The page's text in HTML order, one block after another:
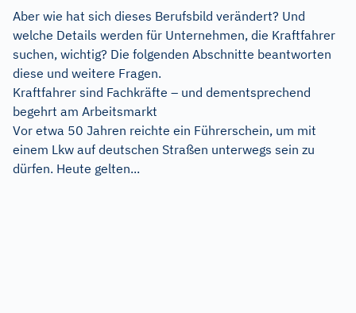
Aber wie hat sich dieses Berufsbild verändert? Und
welche Details werden für Unternehmen, die Kraftfahrer
suchen, wichtig? Die folgenden Abschnitte beantworten
diese und weitere Fragen.
Kraftfahrer sind Fachkräfte – und dementsprechend
begehrt am Arbeitsmarkt
Vor etwa 50 Jahren reichte ein Führerschein, um mit
einem Lkw auf deutschen Straßen unterwegs sein zu
dürfen. Heute gelten...